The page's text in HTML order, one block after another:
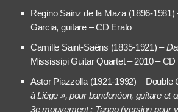
Regino Sainz de la Maza (1896-1981)
Garcia, guitare – CD Erato
Camille Saint-Saëns (1835-1921) –
Mississipi Guitar Quartet – 2010 –
Astor Piazzolla (1921-1992) – Double
à Liège », pour bandonéon, guitare et
3emouvement : Tango (version pour